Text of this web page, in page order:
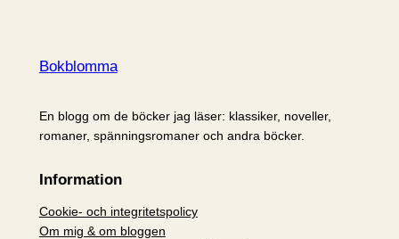
Bokblomma
En blogg om de böcker jag läser: klassiker, noveller,
romaner, spänningsromaner och andra böcker.
Information
Cookie- och integritetspolicy
Om mig & om bloggen